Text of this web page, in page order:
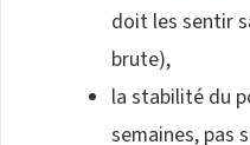
doit les sentir
brute),
la stabilité du
semaines, pas